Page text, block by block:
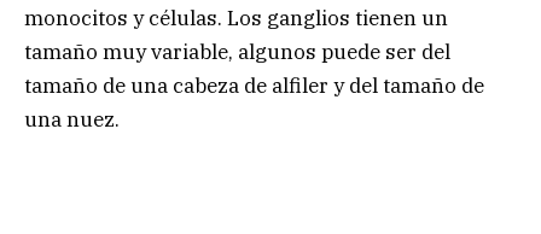
monocitos y células. Los ganglios tienen un
tamaño muy variable, algunos puede ser del
tamaño de una cabeza de alfiler y del tamaño de
una nuez.